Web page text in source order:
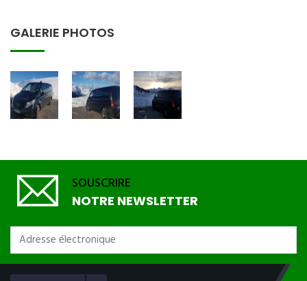
GALERIE PHOTOS
SOUSCRIRE
NOTRE NEWSLETTER